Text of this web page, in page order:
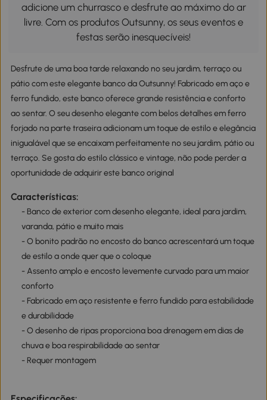
adicione um churrasco e desfrute ao máximo do ar
livre. Com os produtos Outsunny, os seus eventos e
festas serão inesquecíveis!
Desfrute de uma boa tarde relaxando no seu jardim, terraço ou
pátio com este elegante banco da Outsunny! Fabricado em aço e
ferro fundido, este banco oferece grande resistência e conforto
ao sentar. O seu desenho elegante com belos detalhes em ferro
forjado na parte traseira adicionam um toque de estilo e elegância
inigualável que se encaixam perfeitamente no seu jardim, pátio ou
terraço. Se gosta do estilo clássico e vintage, não pode perder a
oportunidade de adquirir este banco original
Características:
- Banco de exterior com desenho elegante, ideal para jardim,
varanda, pátio e muito mais
- O bonito padrão no encosto do banco acrescentará um toque
de estilo a onde quer que o coloque
- Assento amplo e encosto levemente curvado para um maior
conforto
- Fabricado em aço resistente e ferro fundido para estabilidade
e durabilidade
- O desenho de ripas proporciona boa drenagem em dias de
chuva e boa respirabilidade ao sentar
- Requer montagem